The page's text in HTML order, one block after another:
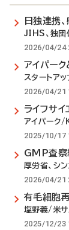
日独連携
JIHS、独団
2026/04/24
アイパー
スタートア
2026/04/21
ライフサ
アイパー
2025/10/17
GMP査察
厚労省、シ
2026/04/21
有毛細胞
塩野義/米サ
2025/12/23